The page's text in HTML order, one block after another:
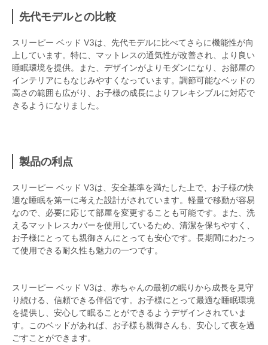
先代モデルとの比較
スリーピー ベッド V3は、先代モデルに比べてさらに機能性が向
上しています。特に、マットレスの通気性が改善され、より良い
睡眠環境を提供。また、デザインがよりモダンになり、お部屋の
インテリアにもなじみやすくなっています。調節可能なベッドの
高さの範囲も広がり、お子様の成長によりフレキシブルに対応で
きるようになりました。
製品の利点
スリーピー ベッド V3は、安全基準を満たした上で、お子様の快
適な睡眠を第一に考えた設計がされています。軽量で移動が容易
なので、必要に応じて部屋を変更することも可能です。また、洗
えるマットレスカバーを使用しているため、清潔を保ちやすく、
お子様にとっても親御さんにとっても安心です。長期間にわたっ
て使用できる耐久性も魅力の一つです。
スリーピー ベッド V3は、赤ちゃんの最初の眠りから成長を見守
り続ける、信頼できる伴侶です。お子様にとって最適な睡眠環境
を提供し、安心して眠ることができるようデザインされていま
す。このベッドがあれば、お子様も親御さんも、安心して夜を過
ごすことができます。